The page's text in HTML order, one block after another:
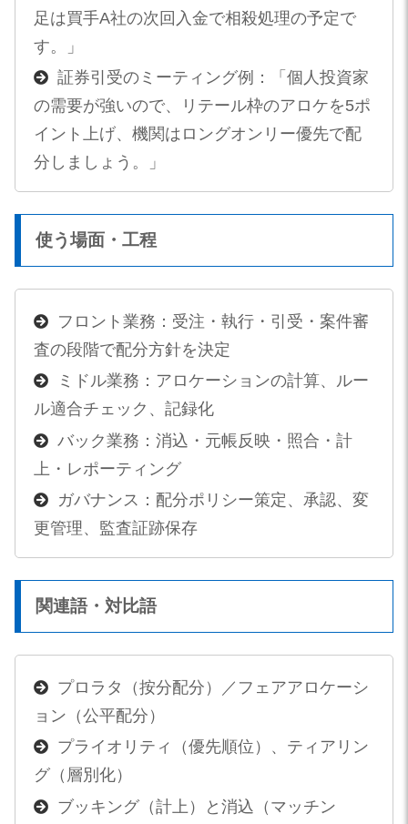
足は買手A社の次回入金で相殺処理の予定で
す。」
証券引受のミーティング例：「個人投資家
の需要が強いので、リテール枠のアロケを5ポ
イント上げ、機関はロングオンリー優先で配
分しましょう。」
使う場面・工程
フロント業務：受注・執行・引受・案件審
査の段階で配分方針を決定
ミドル業務：アロケーションの計算、ルー
ル適合チェック、記録化
バック業務：消込・元帳反映・照合・計
上・レポーティング
ガバナンス：配分ポリシー策定、承認、変
更管理、監査証跡保存
関連語・対比語
プロラタ（按分配分）／フェアアロケーシ
ョン（公平配分）
プライオリティ（優先順位）、ティアリン
グ（層別化）
ブッキング（計上）と消込（マッチン